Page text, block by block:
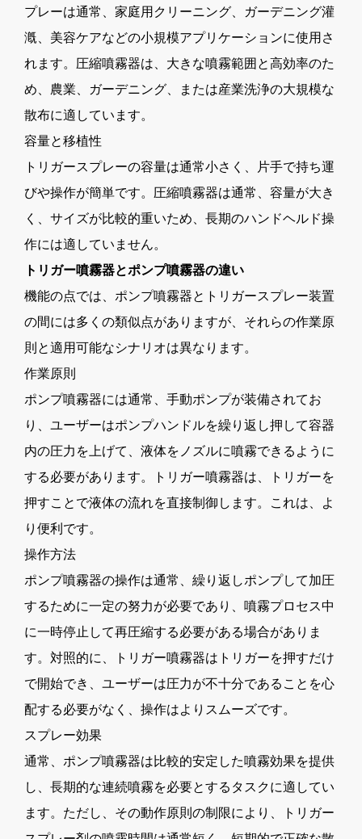
プレーは通常、家庭用クリーニング、ガーデニング灌
漑、美容ケアなどの小規模アプリケーションに使用さ
れます。圧縮噴霧器は、大きな噴霧範囲と高効率のた
め、農業、ガーデニング、または産業洗浄の大規模な
散布に適しています。
容量と移植性
トリガースプレーの容量は通常小さく、片手で持ち運
びや操作が簡単です。圧縮噴霧器は通常、容量が大き
く、サイズが比較的重いため、長期のハンドヘルド操
作には適していません。
トリガー噴霧器とポンプ噴霧器の違い
機能の点では、ポンプ噴霧器とトリガースプレー装置
の間には多くの類似点がありますが、それらの作業原
則と適用可能なシナリオは異なります。
作業原則
ポンプ噴霧器には通常、手動ポンプが装備されてお
り、ユーザーはポンプハンドルを繰り返し押して容器
内の圧力を上げて、液体をノズルに噴霧できるように
する必要があります。トリガー噴霧器は、トリガーを
押すことで液体の流れを直接制御します。これは、よ
り便利です。
操作方法
ポンプ噴霧器の操作は通常、繰り返しポンプして加圧
するために一定の努力が必要であり、噴霧プロセス中
に一時停止して再圧縮する必要がある場合がありま
す。対照的に、トリガー噴霧器はトリガーを押すだけ
で開始でき、ユーザーは圧力が不十分であることを心
配する必要がなく、操作はよりスムーズです。
スプレー効果
通常、ポンプ噴霧器は比較的安定した噴霧効果を提供
し、長期的な連続噴霧を必要とするタスクに適してい
ます。ただし、その動作原則の制限により、トリガー